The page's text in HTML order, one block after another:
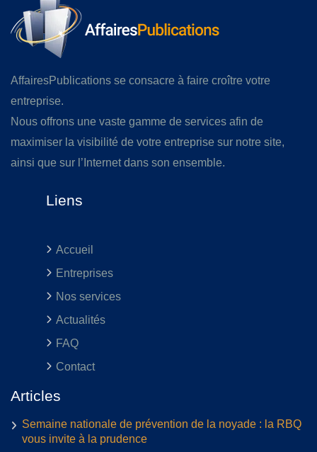
AffairesPublications se consacre à faire croître votre
entreprise.
Nous offrons une vaste gamme de services afin de
maximiser la visibilité de votre entreprise sur notre site,
ainsi que sur l’Internet dans son ensemble.
Liens
Accueil
Entreprises
Nos services
Actualités
FAQ
Contact
Articles
Semaine nationale de prévention de la noyade : la RBQ
vous invite à la prudence